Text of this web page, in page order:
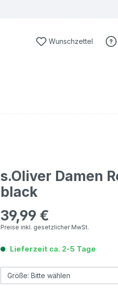
Du hast 0
Wunschzettel
s.Oliver Damen
black
Regulärer Preis:
39,99 €
Preise inkl. gesetzlicher MwSt.
Lieferzeit ca. 2-5 Tage